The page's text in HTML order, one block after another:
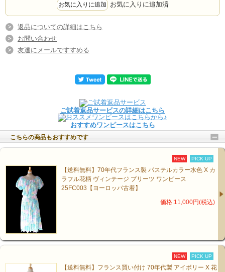
お気に入りに追加済
返品についての詳細はこちら
お問い合わせ
友達にメールですすめる
ご試着返品サービスの詳細はこちら
おすすめワンピースはこちら
こちらの商品もおすすめです
NEW PICK UP
【送料無料】70年代フランス製 パステルカラー水色 X カ
ラフル花柄 ヴィンテージ プリーツ ワンピース
25FC003【ヨーロッパ古着】
価格:11,000円(税込)
NEW PICK UP
【送料無料】フランス買い付け 70年代製 アイボリー X 花